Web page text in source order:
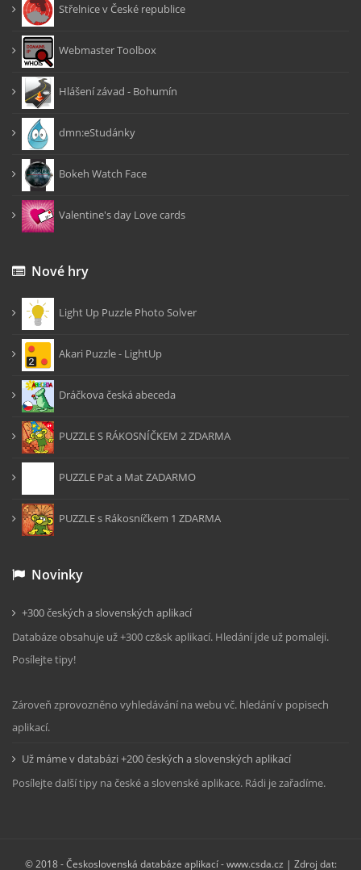
Střelnice v České republice
Webmaster Toolbox
Hlášení závad - Bohumín
dmn:eStudánky
Bokeh Watch Face
Valentine's day Love cards
Nové hry
Light Up Puzzle Photo Solver
Akari Puzzle - LightUp
Dráčkova česká abeceda
PUZZLE S RÁKOSNÍČKEM 2 ZDARMA
PUZZLE Pat a Mat ZADARMO
PUZZLE s Rákosníčkem 1 ZDARMA
Novinky
+300 českých a slovenských aplikací
Databáze obsahuje už +300 cz&sk aplikací. Hledání jde už pomaleji.
Posílejte tipy!
Zároveň zprovozněno vyhledávání na webu vč. hledání v popisech
aplikací.
Už máme v databázi +200 českých a slovenských aplikací
Posílejte další tipy na české a slovenské aplikace. Rádi je zařadíme.
© 2018 -Československá databáze aplikací - www.csda.cz | Zdroj dat: